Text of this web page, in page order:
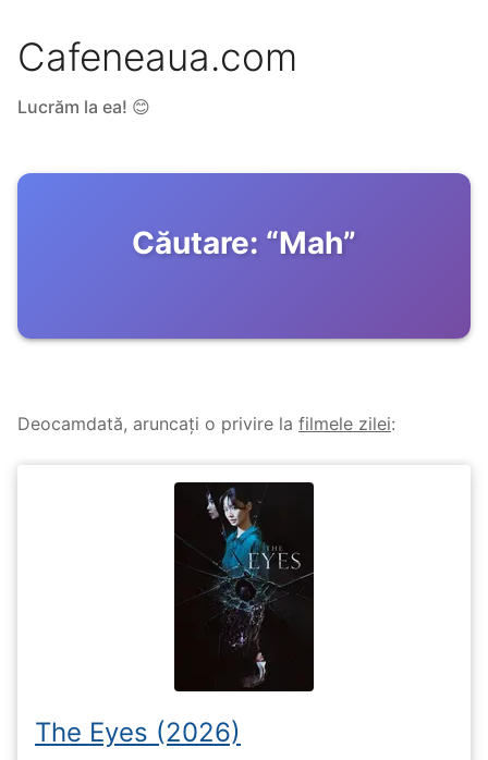
Cafeneaua.com
Lucrăm la ea! 😊
Căutare: “Mah”
Deocamdată, aruncați o privire la filmele zilei:
The Eyes (2026)